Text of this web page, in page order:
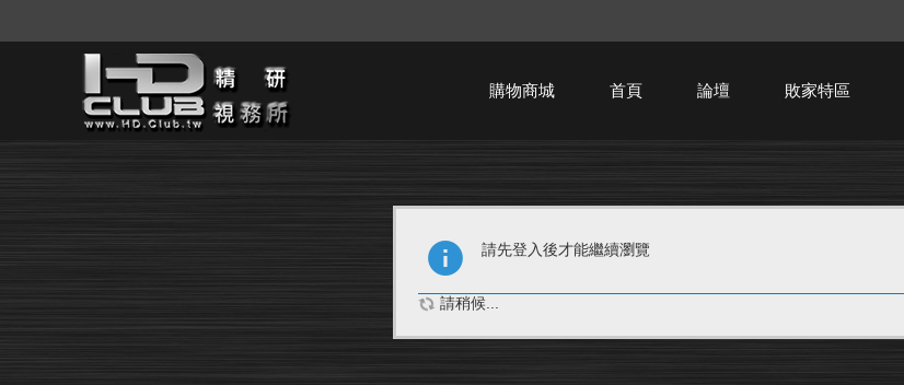
購物商城 首頁 論壇 敗家特區
請先登入後才能繼續瀏覽
請稍候...